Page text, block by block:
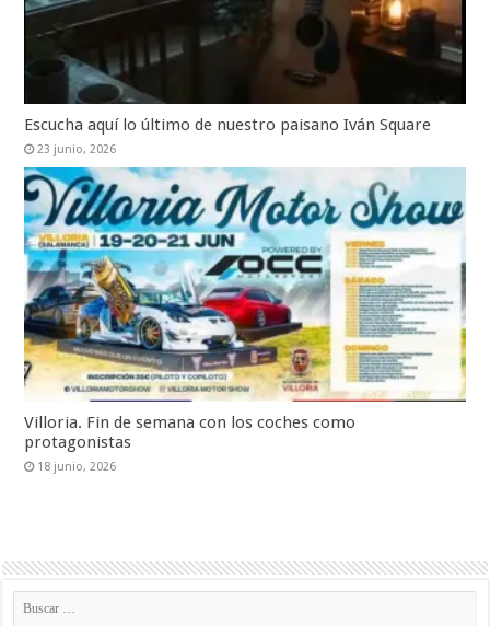
Escucha aquí lo último de nuestro paisano Iván Square
23 junio, 2026
Villoria. Fin de semana con los coches como
protagonistas
18 junio, 2026